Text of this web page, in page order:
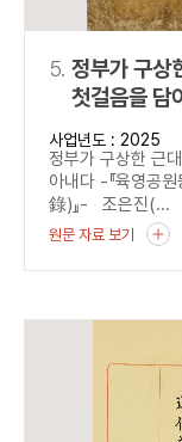
5. 정부가 구상
첫걸음을 담
『육영공원등록
(育英公院
사업년도 : 2025
정부가 구상한 근
아내다 -『육영공
錄)』- 조은진(...
원문 자료 보기